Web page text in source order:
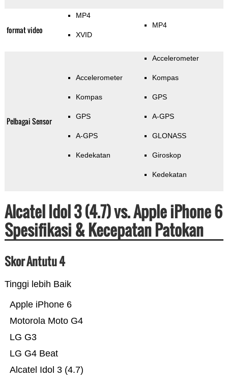
format video
MP4
XVID
MP4
Pelbagai Sensor
Accelerometer
Kompas
GPS
A-GPS
Kedekatan
Accelerometer
Kompas
GPS
A-GPS
GLONASS
Giroskop
Kedekatan
Alcatel Idol 3 (4.7) vs. Apple iPhone 6
Spesifikasi & Kecepatan Patokan
Skor Antutu 4
Tinggi lebih Baik
Alcatel Idol 3 (4.7)
LG G4 Beat
LG G3
Motorola Moto G4
Apple iPhone 6